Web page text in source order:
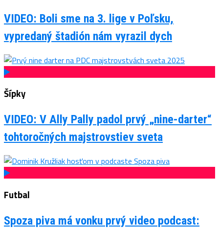
VIDEO: Boli sme na 3. lige v Poľsku,
vypredaný štadión nám vyrazil dych
Šípky
VIDEO: V Ally Pally padol prvý „nine-darter“
tohtoročných majstrovstiev sveta
Futbal
Spoza piva má vonku prvý video podcast: